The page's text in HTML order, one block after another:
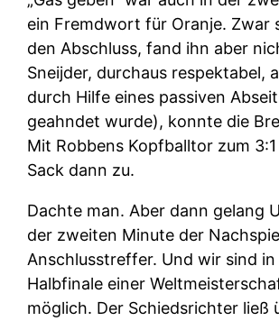
ein Fremdwort für Oranje. Zwar
den Abschluss, fand ihn aber
Sneijder, durchaus respektabel,
durch Hilfe eines passiven
geahndet wurde), konnte die
Mit Robbens Kopfballtor zum
Sack dann zu.
Dachte man. Aber dann gelang
der zweiten Minute der
Anschlusstreffer. Und wir sind in
Halbfinale einer
möglich. Der Schiedsrichter ließ